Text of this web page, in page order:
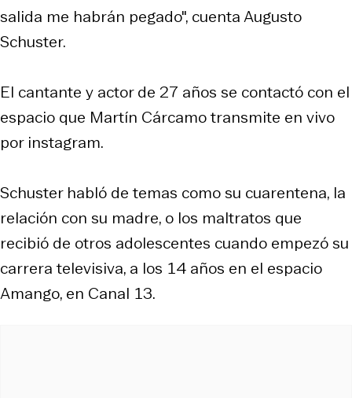
salida me habrán pegado", cuenta Augusto
Schuster.
El cantante y actor de 27 años se contactó con el
espacio que Martín Cárcamo transmite en vivo
por instagram.
Schuster habló de temas como su cuarentena, la
relación con su madre, o los maltratos que
recibió de otros adolescentes cuando empezó su
carrera televisiva, a los 14 años en el espacio
Amango, en Canal 13.